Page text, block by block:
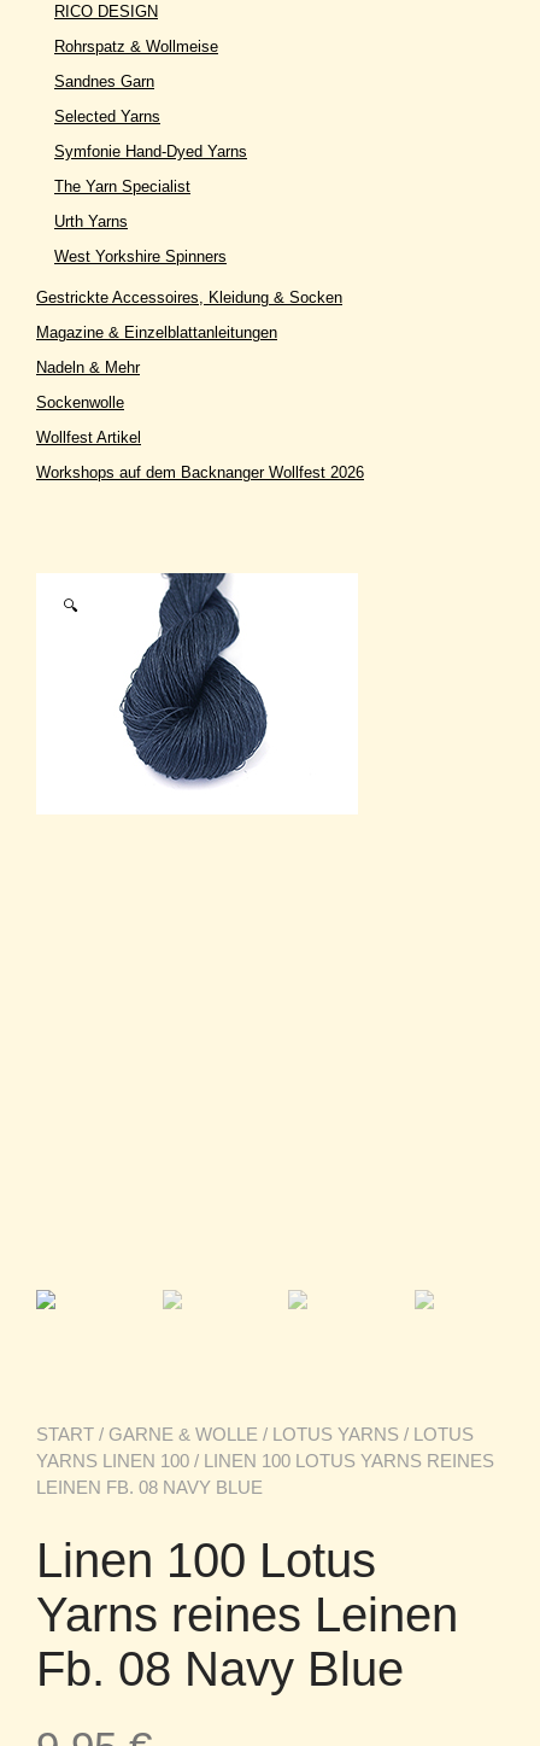
🔍
START / GARNE & WOLLE / LOTUS YARNS / LOTUS
YARNS LINEN 100 / LINEN 100 LOTUS YARNS REINES
LEINEN FB. 08 NAVY BLUE
Linen 100 Lotus
Yarns reines Leinen
Fb. 08 Navy Blue
RICO DESIGN
Rohrspatz & Wollmeise
Sandnes Garn
Selected Yarns
Symfonie Hand-Dyed Yarns
The Yarn Specialist
Urth Yarns
West Yorkshire Spinners
Gestrickte Accessoires, Kleidung & Socken
Magazine & Einzelblattanleitungen
Nadeln & Mehr
Sockenwolle
Wollfest Artikel
Workshops auf dem Backnanger Wollfest 2026